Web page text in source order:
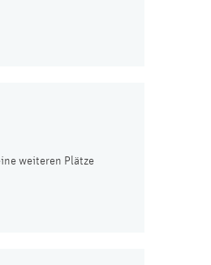
weiteren Plätze